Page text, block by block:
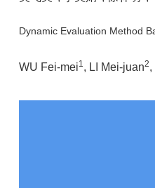
Dynamic Evaluation Method
WU Fei-mei1 , LI Mei-juan2,